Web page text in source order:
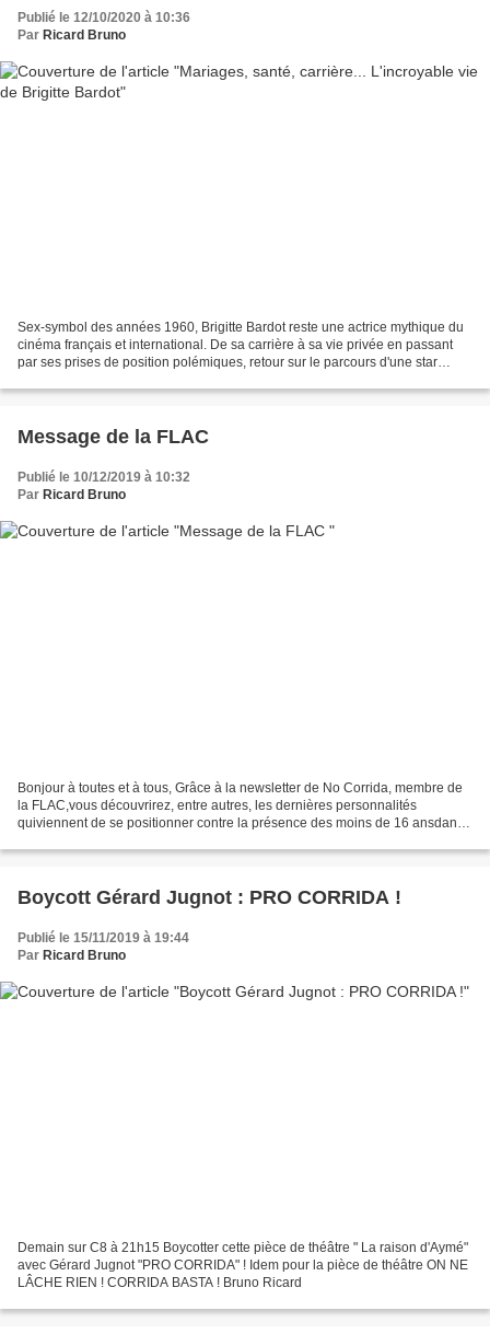
Publié le 12/10/2020 à 10:36
Par Ricard Bruno
Sex-symbol des années 1960, Brigitte Bardot reste une actrice mythique du
cinéma français et international. De sa carrière à sa vie privée en passant
par ses prises de position polémiques, retour sur le parcours d'une star
Message de la FLAC
Publié le 10/12/2019 à 10:32
Par Ricard Bruno
Bonjour à toutes et à tous, Grâce à la newsletter de No Corrida, membre de
la FLAC,vous découvrirez, entre autres, les dernières personnalités
quiviennent de se positionner contre la présence des moins de 16 ansdans
Boycott Gérard Jugnot : PRO CORRIDA !
Publié le 15/11/2019 à 19:44
Par Ricard Bruno
Demain sur C8 à 21h15 Boycotter cette pièce de théâtre " La raison d'Aymé"
avec Gérard Jugnot "PRO CORRIDA" ! Idem pour la pièce de théâtre ON NE
LÂCHE RIEN ! CORRIDA BASTA ! Bruno Ricard